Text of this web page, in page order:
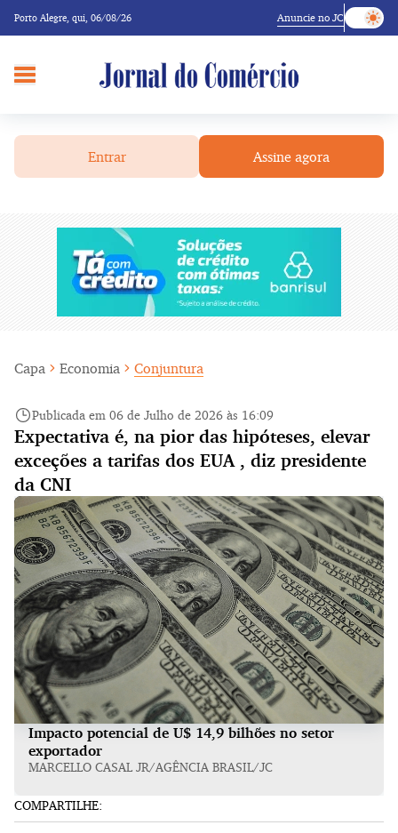
Porto Alegre, qui, 06/08/26 Anuncie no JC
Entrar Assine agora
Capa Economia Conjuntura
Publicada em 06 de Julho de 2026 às 16:09
Expectativa é, na pior das hipóteses, elevar
exceções a tarifas dos EUA , diz presidente
da CNI
Impacto potencial de U$ 14,9 bilhões no setor
exportador
MARCELLO CASAL JR/AGÊNCIA BRASIL/JC
COMPARTILHE: